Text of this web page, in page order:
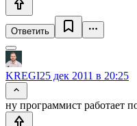
Ответить
KREGI25 дек 2011 в 20:25
ну программист работает